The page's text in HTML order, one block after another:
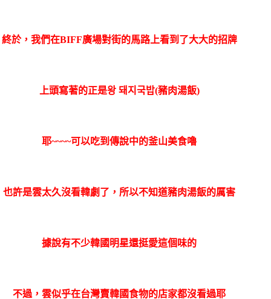
終於，我們在BIFF廣場對街的馬路上看到了大大的招牌
上頭寫著的正是왕 돼지국밥(豬肉湯飯)
耶~~~~可以吃到傳說中的釜山美食嚕
也許是雲太久沒看韓劇了，所以不知道豬肉湯飯的厲害
據說有不少韓國明星還挺愛這個味的
不過，雲似乎在台灣賣韓國食物的店家都沒看過耶